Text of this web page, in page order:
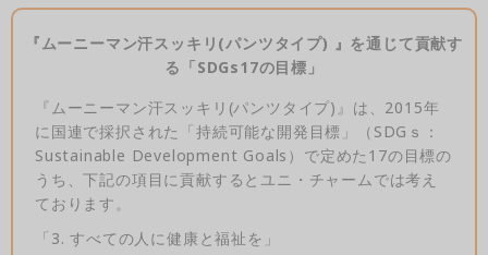
『ムーニーマン汗スッキリ(パンツタイプ) 』を通じて貢献す
る「SDGs17の目標」
『ムーニーマン汗スッキリ(パンツタイプ)』は、2015年
に国連で採択された「持続可能な開発目標」（SDGｓ：
Sustainable Development Goals）で定めた17の目標の
うち、下記の項目に貢献するとユニ・チャームでは考え
ております。
「3. すべての人に健康と福祉を」